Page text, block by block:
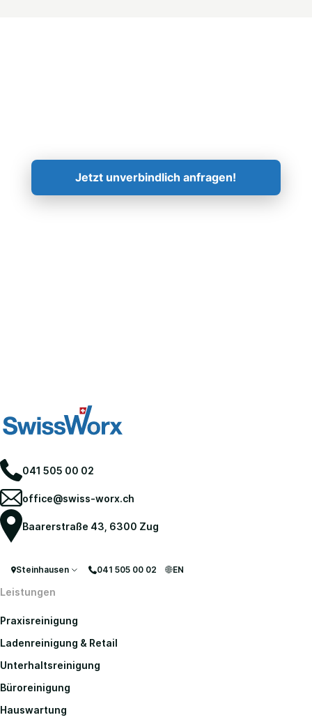
Jetzt unverbindlich anfragen!
041 505 00 02
office@swiss-worx.ch
Baarerstraße 43, 6300 Zug
Steinhausen 041 505 00 02 EN
Leistungen
Praxisreinigung
Ladenreinigung & Retail
Unterhaltsreinigung
Büroreinigung
Hauswartung